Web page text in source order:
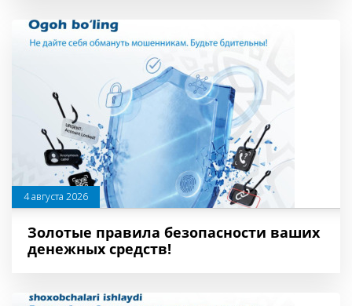
4 августа 2026
Золотые правила безопасности ваших
денежных средств!